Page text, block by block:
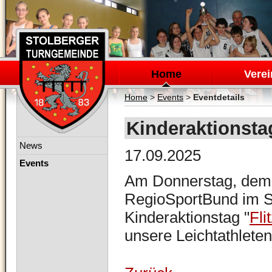
Navigation
überspringen
Home
Home> Events> Eventdetails
17.09.2025
Am Donnerstag,
RegioSportBund im
Kinderaktionstag "
unsere
Navigation
News
Events